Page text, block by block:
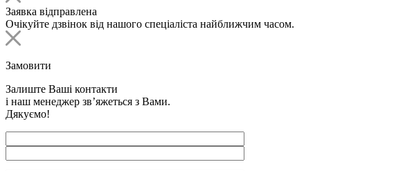
Заявка відправлена
Очікуйте дзвінок від нашого спеціаліста найближчим часом.
Замовити
Залиште Ваші контакти
і наш менеджер зв’яжеться з Вами.
Дякуємо!